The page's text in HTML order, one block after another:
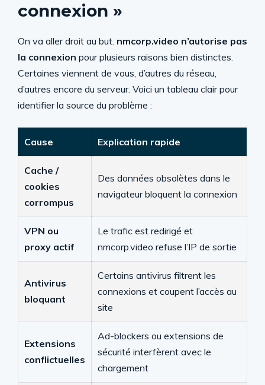
connexion »
On va aller droit au but. nmcorp.video n’autorise pas
la connexion pour plusieurs raisons bien distinctes.
Certaines viennent de vous, d’autres du réseau,
d’autres encore du serveur. Voici un tableau clair pour
identifier la source du problème :
Cause Explication rapide
Cache /
cookies
corrompus
Des données obsolètes dans le
navigateur bloquent la connexion
VPN ou
proxy actif
Le trafic est redirigé et
nmcorp.video refuse l’IP de sortie
Antivirus
bloquant
Certains antivirus filtrent les
connexions et coupent l’accès au
site
Extensions
conflictuelles
Ad-blockers ou extensions de
sécurité interfèrent avec le
chargement